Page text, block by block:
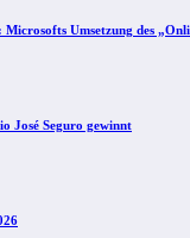
Microsofts Umsetzung des
José Seguro gewinnt